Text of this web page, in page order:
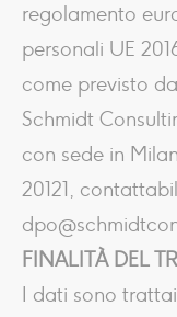
regolamento
personali UE
come previsto
Schmidt
con sede in
20121,
FINALITÀ DEL
I dati sono